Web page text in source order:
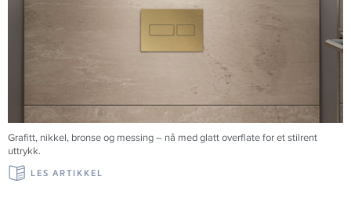
Grafitt, nikkel, bronse og messing – nå med glatt overflate for et stilrent
uttrykk.
LES ARTIKKEL